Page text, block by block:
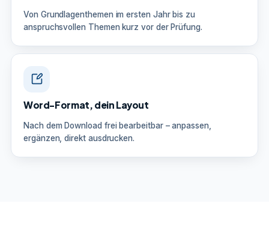
Von Grundlagenthemen im ersten Jahr bis zu
anspruchsvollen Themen kurz vor der Prüfung.
Word-Format, dein Layout
Nach dem Download frei bearbeitbar – anpassen,
ergänzen, direkt ausdrucken.